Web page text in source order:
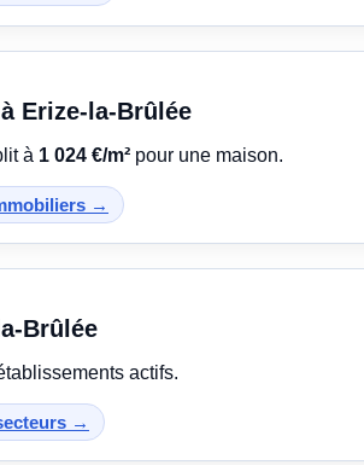
Erize-la-Brûlée
à 1 024 €/m² pour une maison.
→
Brûlée
actifs.
→